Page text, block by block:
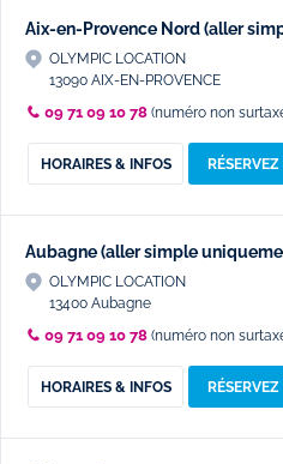
Aix-en-Provence Nord (aller
OLYMPIC LOCATION
13090 AIX-EN-PROVENCE
09 71 09 10 78 (numéro non
HORAIRES & INFOS RÉSERVEZ
Aubagne (aller simple
OLYMPIC LOCATION
13400 Aubagne
09 71 09 10 78 (numéro non
HORAIRES & INFOS RÉSERVEZ